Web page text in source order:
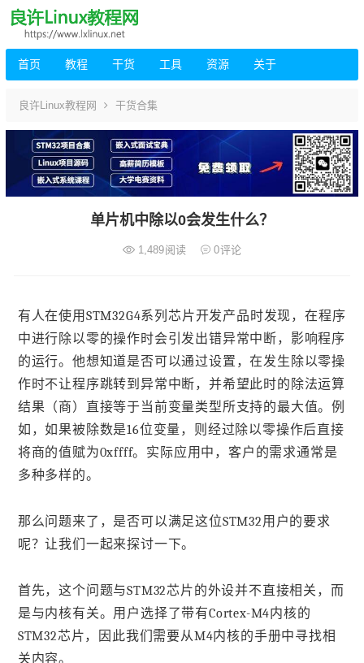
首页 教程 干货 工具 资源 关于
良许Linux教程网 干货合集
单片机中除以0会发生什么？
1,489阅读 0评论
有人在使用STM32G4系列芯片开发产品时发现，在程序
中进行除以零的操作时会引发出错异常中断，影响程序
的运行。他想知道是否可以通过设置，在发生除以零操
作时不让程序跳转到异常中断，并希望此时的除法运算
结果（商）直接等于当前变量类型所支持的最大值。例
如，如果被除数是16位变量，则经过除以零操作后直接
将商的值赋为0xffff。实际应用中，客户的需求通常是
多种多样的。
那么问题来了，是否可以满足这位STM32用户的要求
呢？让我们一起来探讨一下。
首先，这个问题与STM32芯片的外设并不直接相关，而
是与内核有关。用户选择了带有Cortex-M4内核的
STM32芯片，因此我们需要从M4内核的手册中寻找相
关内容。